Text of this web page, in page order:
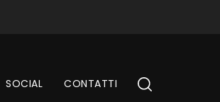
SOCIAL CONTATTI